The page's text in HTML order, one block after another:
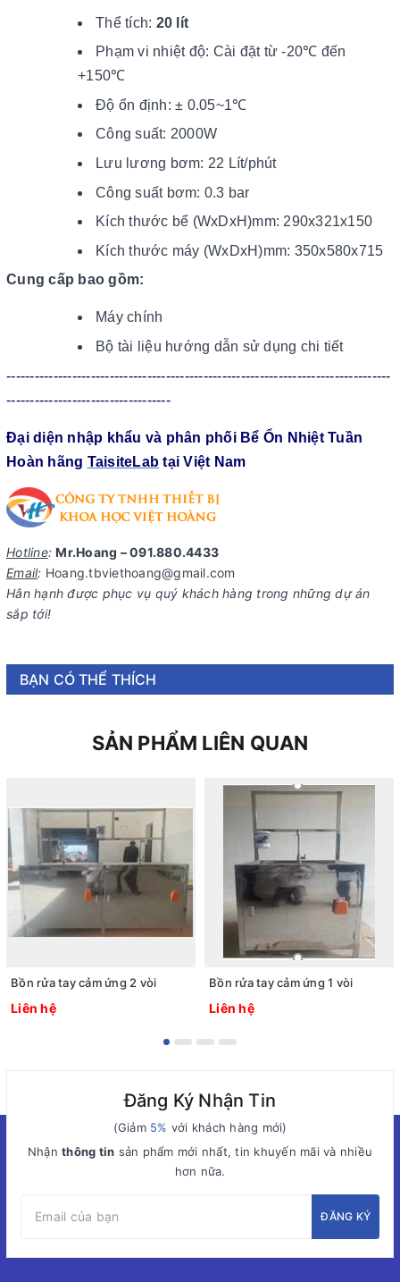
Thể tích: 20 lít
Phạm vi nhiệt độ: Cài đặt từ -20℃ đến
+150℃
Độ ổn định: ± 0.05~1℃
Công suất: 2000W
Lưu lương bơm: 22 Lít/phút
Công suất bơm: 0.3 bar
Kích thước bể (WxDxH)mm: 290x321x150
Kích thước máy (WxDxH)mm: 350x580x715
Cung cấp bao gồm:
Máy chính
Bộ tài liệu hướng dẫn sử dụng chi tiết
----------------------------------------------------------------------------------
-----------------------------------
Đại diện nhập khẩu và phân phối Bể Ổn Nhiệt Tuần
Hoàn hãng TaisiteLab tại Việt Nam
Hotline: Mr.Hoang – 091.880.4433
Email: Hoang.tbviethoang@gmail.com
Hân hạnh được phục vụ quý khách hàng trong những dự án
sắp tới!
BẠN CÓ THỂ THÍCH
SẢN PHẨM LIÊN QUAN
Bồn rửa tay cảm ứng 2 vòi
Liên hệ
Bồn rửa tay cảm ứng 1 vòi
Liên hệ
Đăng Ký Nhận Tin
(Giảm 5% với khách hàng mới)
Nhậnthông tin sản phẩm mới nhất, tin khuyến mãi và nhiều
hơn nữa.
ĐĂNG KÝ